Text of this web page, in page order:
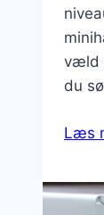
væld
du
Læs